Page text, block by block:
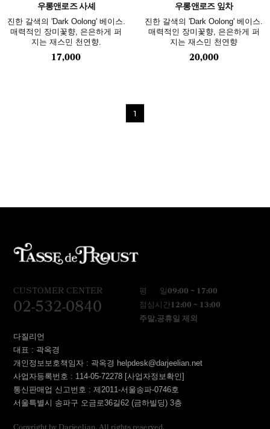
우롱앤로즈 사셰
진한 갈색의 'Dark Oolong' 베이스.
매력적인 장미꽃향, 은은하게 퍼
지는 재스민 천연향.
17,000
우롱앤로즈 잎차
진한 갈색의 'Dark Oolong' 베이스.
매력적인 장미꽃향, 은은하게 퍼
지는 재스민 천연향
20,000
1
CUSTOMER CENTER
02-532-0840
평 일09:00 ~ 17:00
점심시간12:00 ~ 13:00
주말,공휴일 제외
다질리언
대표 : 곽옥경
개인정보보호책임자 : 곽옥경 helpdesk@darjeelian.net
사업자등록번호 : 114-05-72278 [사업자정보확인]
통신판매업 신고번호 : 제2011-서울송파-0746호
서울특별시 송파구 오금로36길62 (금하빌딩) 3층